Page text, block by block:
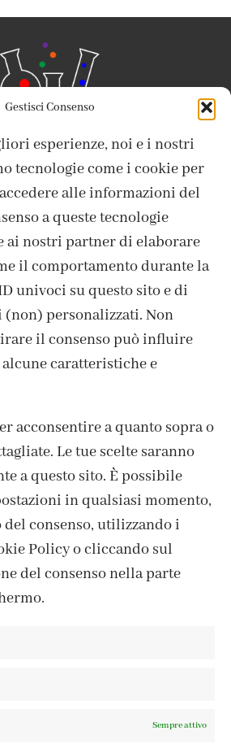
Gestisci Consenso
esperienze, noi e i nostri
tecnologie come i cookie per
alle informazioni del
a queste tecnologie
ai nostri partner di elaborare
il comportamento durante la
univoci su questo sito e di
personalizzati. Non
il consenso può influire
caratteristiche e
acconsentire a quanto sopra o
Le tue scelte saranno
a questo sito. È possibile
in qualsiasi momento,
consenso, utilizzando i
Policy o cliccando sul
del consenso nella parte
Sempre attivo
ALLA NEWSLETTER
CONTATTI
IL MIO ACCOUNT
PRIVACY POLICY
E CONDIZIONI
VIA TAGLIAMENTO 13, 23900 LECCO
01504540137 | DESIGN BY